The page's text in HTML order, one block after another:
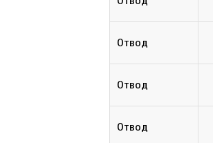
Отвод
Отвод
Отвод